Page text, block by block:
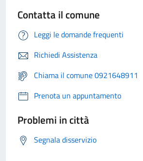
Contatta il comune
Leggi le domande frequenti
Richiedi Assistenza
Chiama il comune 0921648911
Prenota un appuntamento
Problemi in città
Segnala disservizio